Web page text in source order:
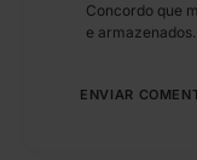
Concordo que
e armazenados.